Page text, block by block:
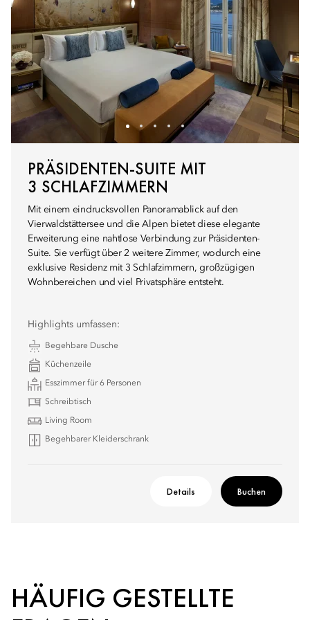
PRÄSIDENTEN-SUITE MIT
3 SCHLAFZIMMERN
Mit einem eindrucksvollen Panoramablick auf den
Vierwaldstättersee und die Alpen bietet diese elegante
Erweiterung eine nahtlose Verbindung zur Präsidenten-
Suite. Sie verfügt über 2 weitere Zimmer, wodurch eine
exklusive Residenz mit 3 Schlafzimmern, großzügigen
Wohnbereichen und viel Privatsphäre entsteht.
Highlights umfassen:
Begehbare Dusche
Küchenzeile
Esszimmer für 6 Personen
Schreibtisch
Living Room
Begehbarer Kleiderschrank
Details Buchen
HÄUFIG GESTELLTE